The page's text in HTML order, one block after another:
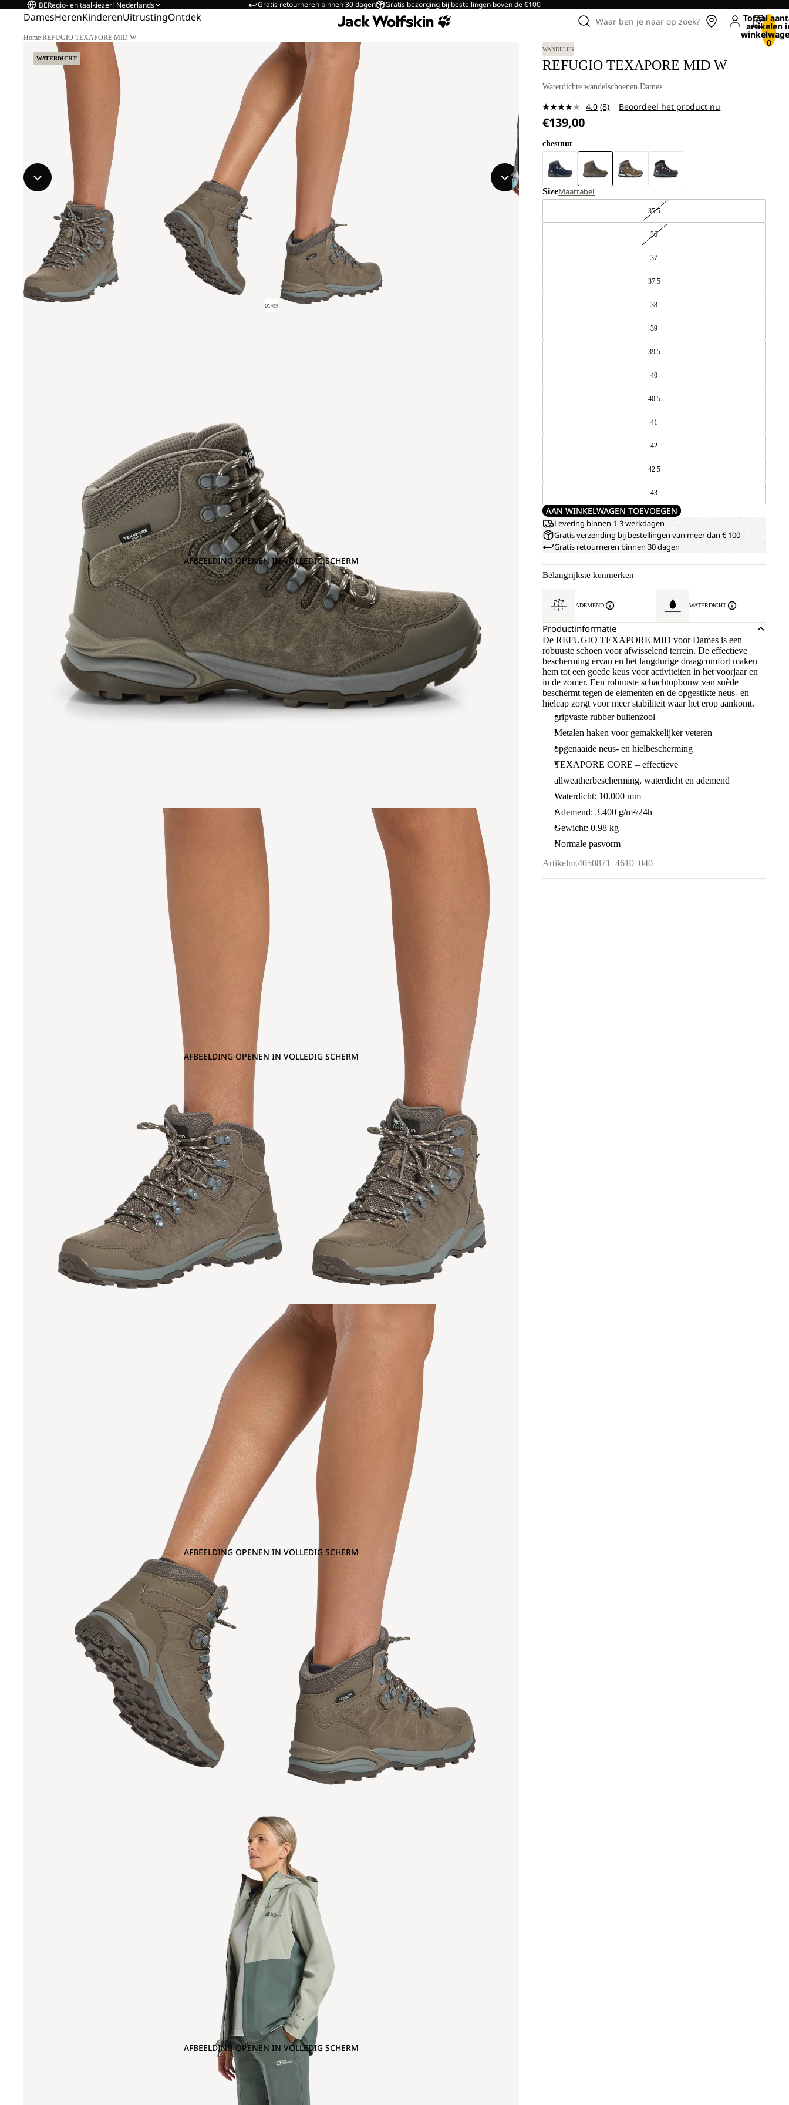
Gratis retourneren binnen 30 dagen Gratis bezorging bij bestellingen boven de €100
BERegio- en taalkiezer| Nederlands
DamesHerenKinderenUitrustingOntdek Waar ben je naar op zoek? Totaal
artikelen
0
Home/REFUGIO TEXAPORE MID W
WATERDICHT
01/09
AFBEELDING OPENEN IN VOLLEDIG SCHERM
AFBEELDING OPENEN IN VOLLEDIG SCHERM
AFBEELDING OPENEN IN VOLLEDIG SCHERM
AFBEELDING OPENEN IN VOLLEDIG SCHERM
WANDELEN
REFUGIO TEXAPORE MID W
Waterdichte wandelschoenen Dames
4.0 Lees
paginalink.
(8) Beoordeel het product nu
€139,00
chestnut
SizeMaattabel
35.5
36
37
37.5
38
39
39.5
40
40.5
41
42
42.5
43
AAN WINKELWAGEN TOEVOEGEN
Levering binnen 1-3 werkdagen
Gratis verzending bij bestellingen van meer dan € 100
Gratis retourneren binnen 30 dagen
Belangrijkste kenmerken
ADEMEND WATERDICHT
Productinformatie
De REFUGIO TEXAPORE MID voor Dames is een
robuuste schoen voor afwisselend terrein. De effectieve
bescherming ervan en het langdurige draagcomfort maken
hem tot een goede keus voor activiteiten in het voorjaar en
in de zomer. Een robuuste schachtopbouw van suède
beschermt tegen de elementen en de opgestikte neus- en
hielcap zorgt voor meer stabiliteit waar het erop aankomt.
gripvaste rubber buitenzool
Metalen haken voor gemakkelijker veteren
opgenaaide neus- en hielbescherming
TEXAPORE CORE – effectieve
allweatherbescherming, waterdicht en ademend
Waterdicht: 10.000 mm
Ademend: 3.400 g/m²/24h
Gewicht: 0.98 kg
Normale pasvorm
Artikelnr.4050871_4610_040